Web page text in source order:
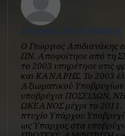
Γιώργος Απιδιανάκης
Ο Γεώργιος Απιδιανάκης
ΠΝ. Αποφοίτησε από τη
το 2003 υπηρέτησε στις
και ΚΑΝΑΡΗΣ. Το 2003
Αξιωματικού
υποβρύχια ΠΟΣΕΙΔΩΝ,
ΩΚΕΑΝΟΣ μέχρι το 2011.
πτυχίο Υπάρχου
ως Ύπαρχος στα